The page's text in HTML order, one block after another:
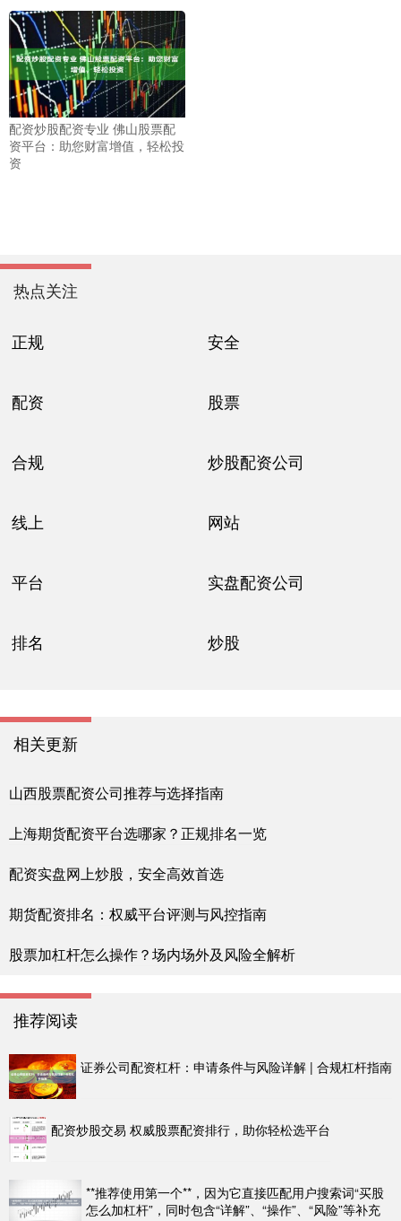
配资炒股配资专业 佛山股票配
资平台：助您财富增值，轻松投
资
热点关注
正规 安全
配资 股票
合规 炒股配资公司
线上 网站
平台 实盘配资公司
排名 炒股
相关更新
山西股票配资公司推荐与选择指南
上海期货配资平台选哪家？正规排名一览
配资实盘网上炒股，安全高效首选
期货配资排名：权威平台评测与风控指南
股票加杠杆怎么操作？场内场外及风险全解析
推荐阅读
证券公司配资杠杆：申请条件与风险详解 | 合规杠杆指南
配资炒股交易 权威股票配资排行，助你轻松选平台
**推荐使用第一个**，因为它直接匹配用户搜索词“买股
怎么加杠杆”，同时包含“详解”、“操作”、“风险”等补充